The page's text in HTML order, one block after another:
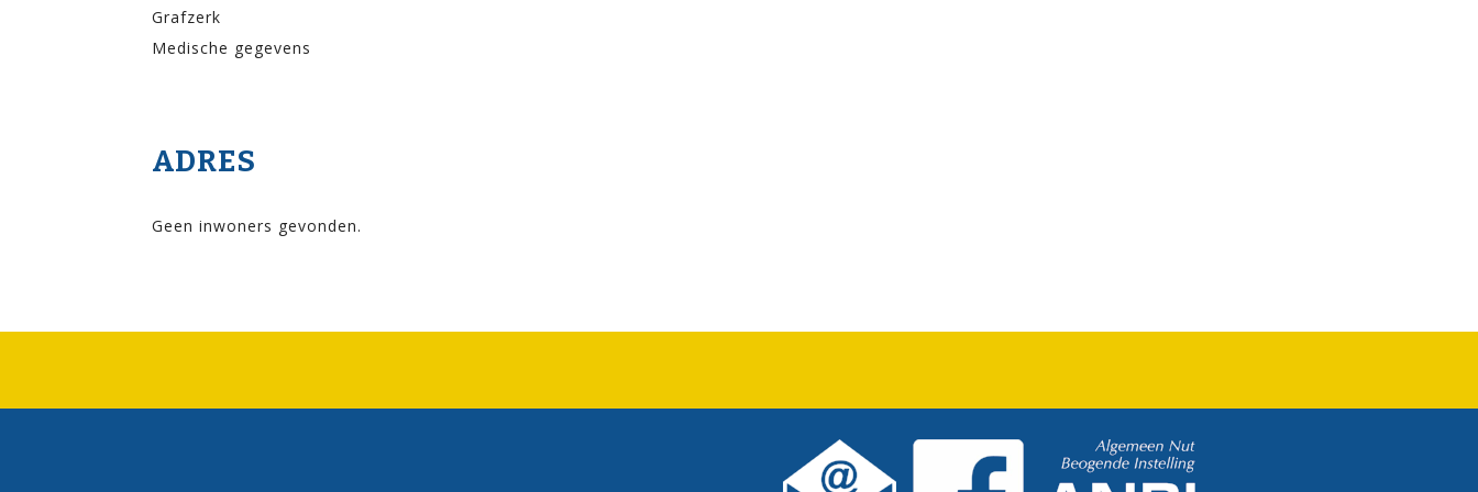
Grafzerk
Medische gegevens
ADRES
Geen inwoners gevonden.